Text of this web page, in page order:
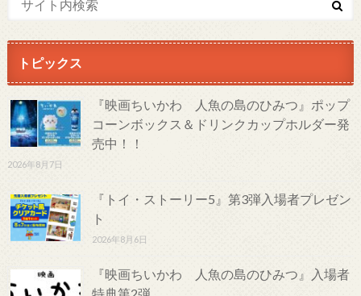
トピックス
『映画ちいかわ 人魚の島のひみつ』ポップ
コーンボックス＆ドリンクカップホルダー発
売中！！
2026年8月7日
『トイ・ストーリー5』第3弾入場者プレゼン
ト
2026年8月6日
『映画ちいかわ 人魚の島のひみつ』入場者